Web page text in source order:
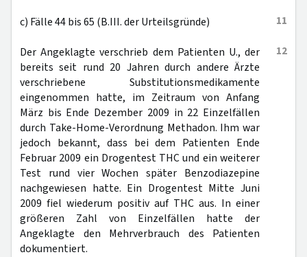
11
c) Fälle 44 bis 65 (B.III. der Urteilsgründe)
12
Der Angeklagte verschrieb dem Patienten U., der
bereits seit rund 20 Jahren durch andere Ärzte
verschriebene Substitutionsmedikamente
eingenommen hatte, im Zeitraum von Anfang
März bis Ende Dezember 2009 in 22 Einzelfällen
durch Take-Home-Verordnung Methadon. Ihm war
jedoch bekannt, dass bei dem Patienten Ende
Februar 2009 ein Drogentest THC und ein weiterer
Test rund vier Wochen später Benzodiazepine
nachgewiesen hatte. Ein Drogentest Mitte Juni
2009 fiel wiederum positiv auf THC aus. In einer
größeren Zahl von Einzelfällen hatte der
Angeklagte den Mehrverbrauch des Patienten
dokumentiert.